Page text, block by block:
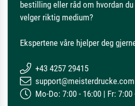
bestilling eller råd om hvordan du
velger riktig medium?
Ekspertene våre hjelper deg
+43 4257 29415
support@meisterdrucke.com
Mo-Do: 7:00 - 16:00 | Fr: 7:00